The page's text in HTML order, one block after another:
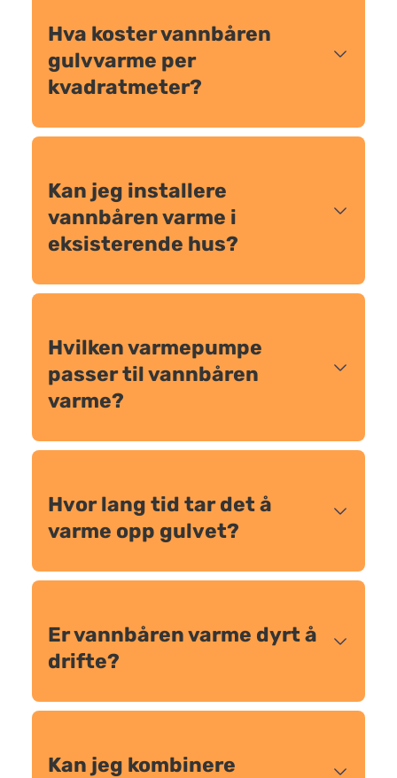
Hva koster vannbåren
gulvvarme per
kvadratmeter?
Kan jeg installere
vannbåren varme i
eksisterende hus?
Hvilken varmepumpe
passer til vannbåren
varme?
Hvor lang tid tar det å
varme opp gulvet?
Er vannbåren varme dyrt å
drifte?
Kan jeg kombinere